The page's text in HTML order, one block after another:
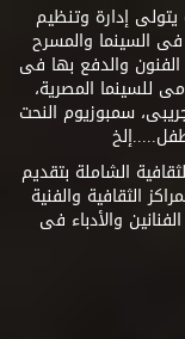
إدارة وتنظيم
فى السينما والمسرح
والدفع بها فى
للسينما المصرية،
سمبوزيوم النحت
الشاملة بتقديم
الثقافية والفنية
والأدباء فى